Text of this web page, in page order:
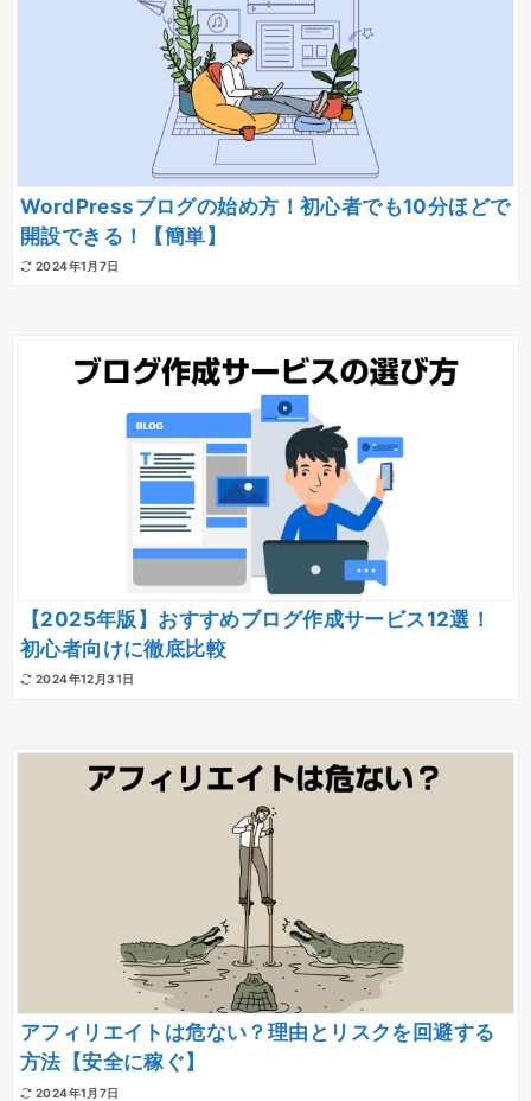
WordPressブログの始め方！初心者でも10分ほどで
開設できる！【簡単】
2024年1月7日
【2025年版】おすすめブログ作成サービス12選！
初心者向けに徹底比較
2024年12月31日
アフィリエイトは危ない？理由とリスクを回避する
方法【安全に稼ぐ】
2024年1月7日